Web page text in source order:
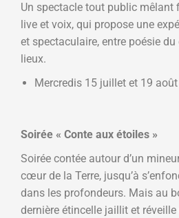
Un spectacle tout public mêlant
live et voix, qui propose une
et spectaculaire, entre poésie
lieux.
Mercredis 15 juillet et 19
Soirée « Conte aux étoiles »
Soirée contée autour d’un
cœur de la Terre, jusqu’à
dans les profondeurs. Mais au
dernière étincelle jaillit et